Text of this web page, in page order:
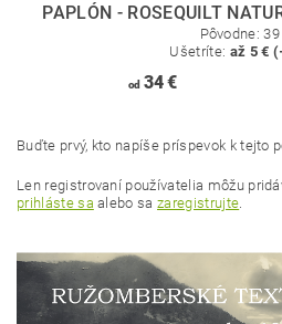
PAPLÓN - ROSEQUILT
Pôvodne:39
Ušetríte: až 5 €
od34 €
Buďte prvý, kto napíše príspevok k tejto
Len registrovaní používatelia môžu
prihláste sa alebo sazaregistrujte